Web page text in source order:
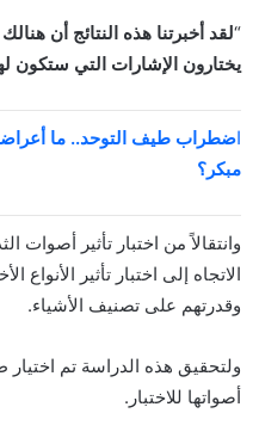
“لقد أخبرتنا هذه النتائج أن
يختارون الإشارات التي ستكون
اضطراب طيف التوحد.. ما
مبكر؟
وانتقالاً من اختبار تأثير أصوات
الاتجاه إلى اختبار تأثير الأنواع
وقدرتهم على تصنيف الأشياء.
ولتحقيق هذه الدراسة تم
أصواتها للاختبار.